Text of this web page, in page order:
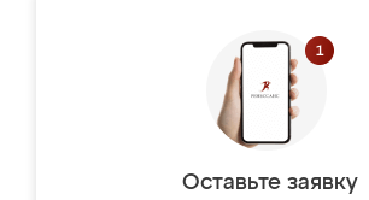
Оставьте заявку